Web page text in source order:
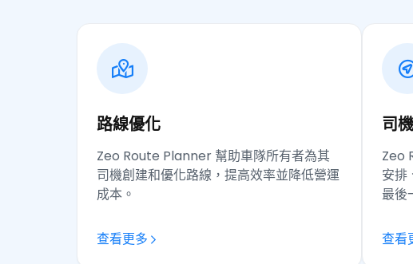
路線優化
Zeo Route Planner 幫助車隊所有者為其
司機創建和優化路線，提高效率並降低營運
成本。
查看更多
司
Zeo
安排
最後
查看